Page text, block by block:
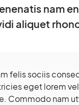
nam
aliquet
felis sociis
eget lorem
Commodo nam